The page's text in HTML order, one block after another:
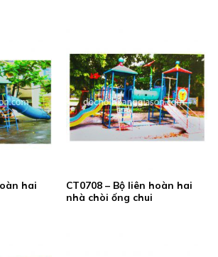
hai
CT0708 – Bộ liên hoàn hai
nhà chòi ống chui